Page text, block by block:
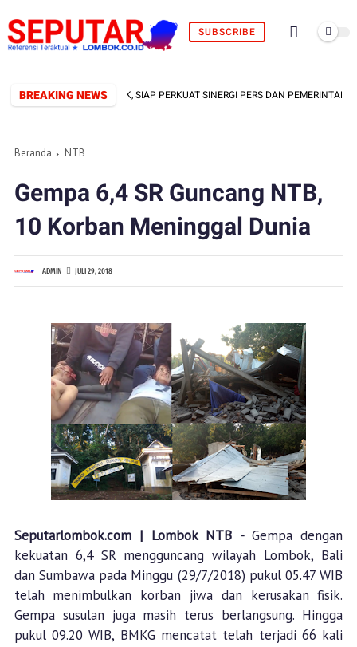
SUBSCRIBE
BREAKING NEWS
FORMAL TERBENTUK, SIAP PERKUAT SINERGI PERS DAN PEMERINTAH
Beranda NTB
Gempa 6,4 SR Guncang NTB,
10 Korban Meninggal Dunia
ADMIN JULI 29, 2018
Seputarlombok.com | Lombok NTB -Gempa dengan
kekuatan 6,4 SR mengguncang wilayah Lombok, Bali
dan Sumbawa pada Minggu (29/7/2018) pukul 05.47 WIB
telah menimbulkan korban jiwa dan kerusakan fisik.
Gempa susulan juga masih terus berlangsung. Hingga
pukul 09.20 WIB, BMKG mencatat telah terjadi 66 kali